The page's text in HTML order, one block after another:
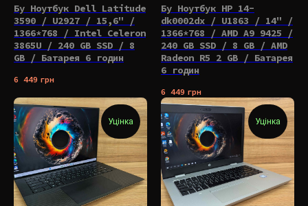
Бу Ноутбук Dell Latitude
3590 / U2927 / 15,6" /
1366*768 / Intel Celeron
3865U / 240 GB SSD / 8
GB / Батарея 6 годин
6 449 грн
Бу Ноутбук HP 14-
dk0002dx / U1863 / 14" /
1366*768 / AMD A9 9425 /
240 GB SSD / 8 GB / AMD
Radeon R5 2 GB / Батарея
6 годин
6 449 грн
Уцінка Уцінка